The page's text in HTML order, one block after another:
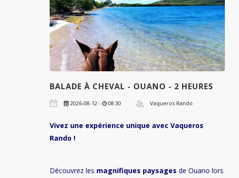
BALADE À CHEVAL - OUANO - 2 HEURES
2026-08-12 - 08:30 Vaqueros Rando
Vivez une expérience unique avec Vaqueros
Rando !
Découvrez les magnifiques paysages de Ouano lors